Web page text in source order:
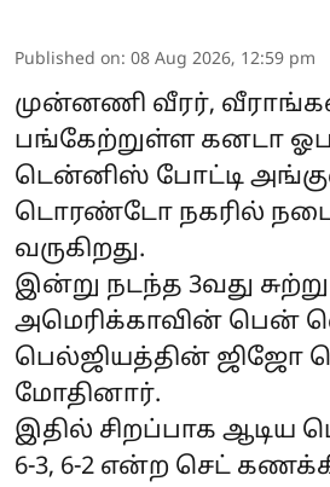
Published on: 08 Aug 2026, 12:59 pm
முன்னணி வீரர்,
பங்கேற்றுள்ள கனடா
டென்னிஸ் போட்டி
டொரண்டோ நகரில்
வருகிறது.
இன்று நடந்த 3வது
அமெரிக்காவின் பென்
பெல்ஜியத்தின் ஜிஜோ
மோதினார்.
இதில் சிறப்பாக
6-3, 6-2 என்ற செட்